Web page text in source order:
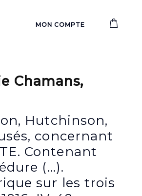
MON COMPTE
Chamans,
Hutchinson,
concernant
Contenant
(…).
sur les trois